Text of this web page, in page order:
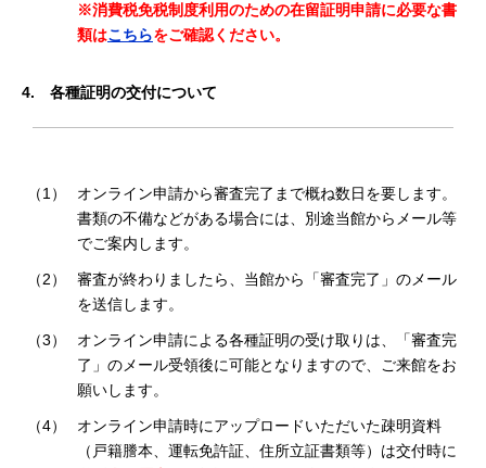
※消費税免税制度利用のための在留証明申請に必要な書
類はこちらをご確認ください。
4. 各種証明の交付について
（1）
オンライン申請から審査完了まで概ね数日を要します。
書類の不備などがある場合には、別途当館からメール等
でご案内します。
（2）
審査が終わりましたら、当館から「審査完了」のメール
を送信します。
（3）
オンライン申請による各種証明の受け取りは、「審査完
了」のメール受領後に可能となりますので、ご来館をお
願いします。
（4）
オンライン申請時にアップロードいただいた疎明資料
（戸籍謄本、運転免許証、住所立証書類等）は交付時に